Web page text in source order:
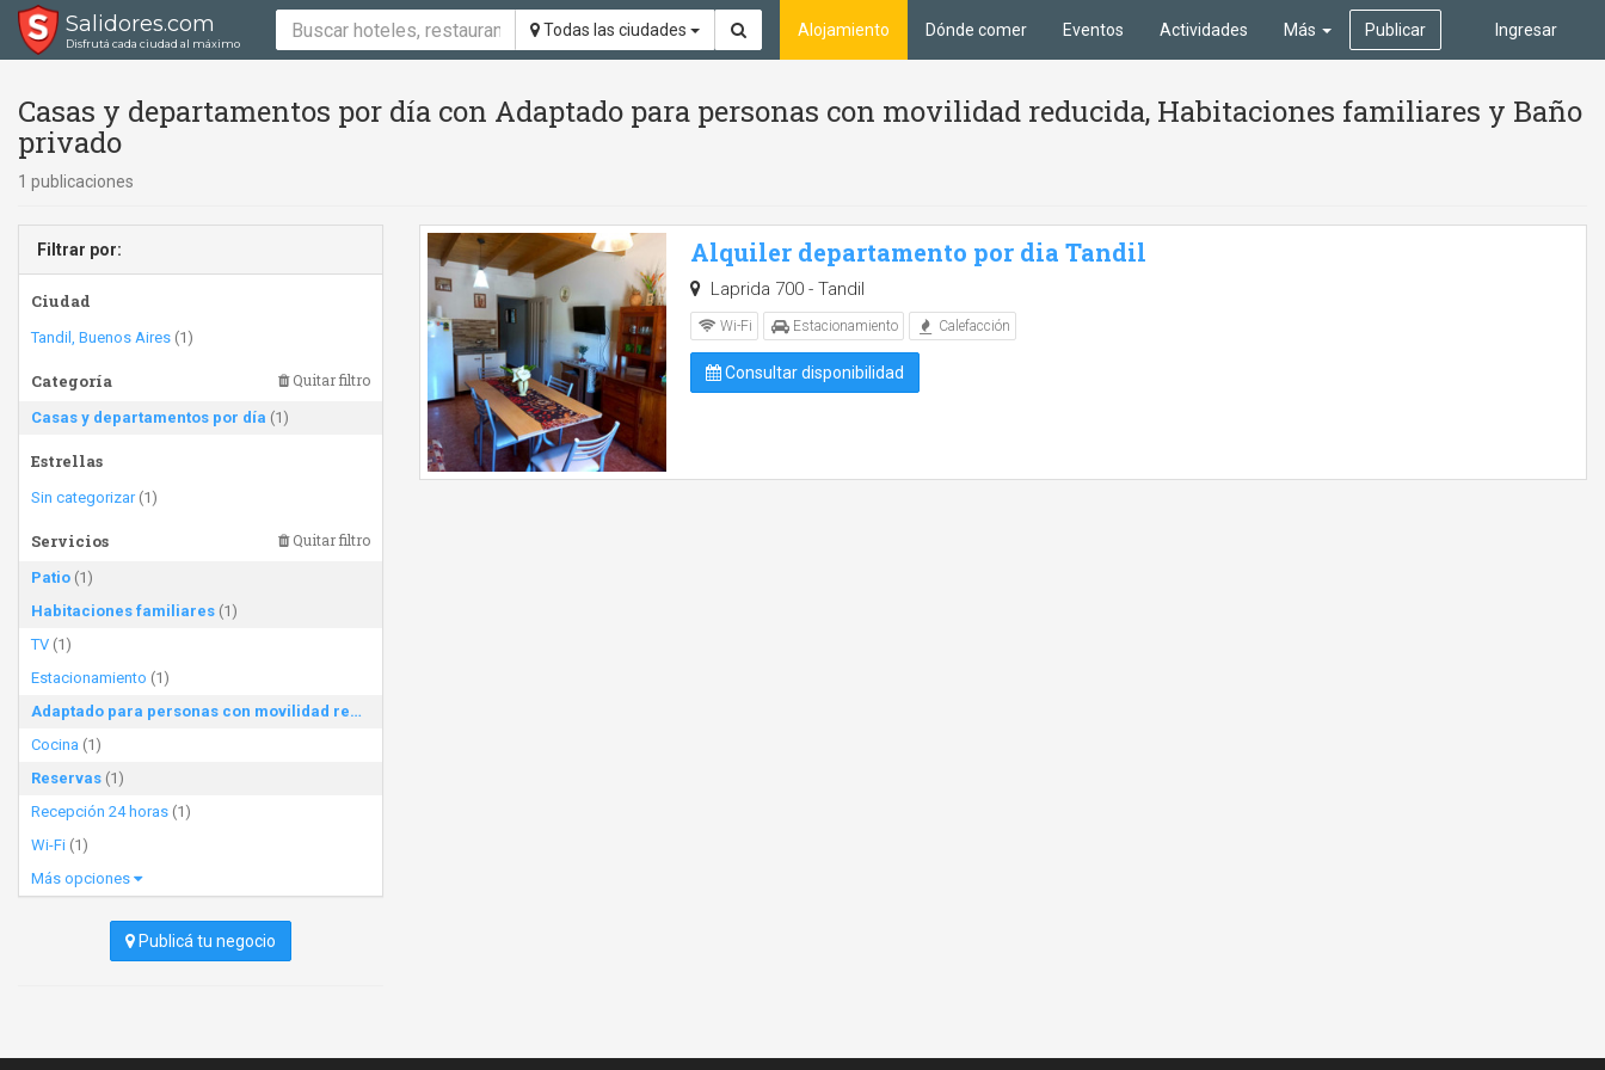
Salidores.com
Disfrutá cada ciudad al máximo
Todas las ciudades Ingresar
Alojamiento Dónde comer Eventos Actividades Más Publicar
Casas y departamentos por día con Adaptado para personas con movilidad reducida, Habitaciones familiares y Baño
privado
1 publicaciones
Filtrar por:
Ciudad
Tandil, Buenos Aires (1)
Categoría Quitar filtro
Casas y departamentos por día (1)
Estrellas
Sin categorizar(1)
Servicios Quitar filtro
Patio (1)
Habitaciones familiares (1)
TV (1)
Estacionamiento (1)
Adaptado para personas con movilidad reducida
Cocina (1)
Reservas (1)
Recepción 24 horas (1)
Wi-Fi (1)
Más opciones
Publicá tu negocio
Alquiler departamento por dia Tandil
Laprida 700 - Tandil
Wi-Fi Estacionamiento Calefacción
Consultar disponibilidad